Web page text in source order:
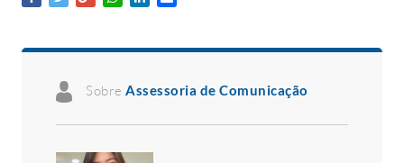
Sobre Assessoria de Comunicação